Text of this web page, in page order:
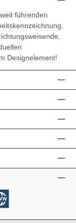
führenden
Designelement!